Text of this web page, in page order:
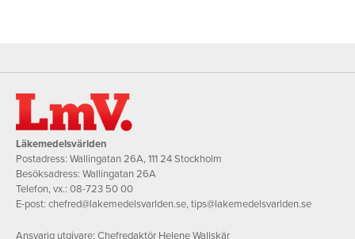
Läkemedelsvärlden
Postadress: Wallingatan 26A, 111 24 Stockholm
Besöksadress: Wallingatan 26A
Telefon, vx.: 08-723 50 00
E-post: chefred@lakemedelsvarlden.se,tips@lakemedelsvarlden.se
Ansvarig utgivare: Chefredaktör Helene Wallskär